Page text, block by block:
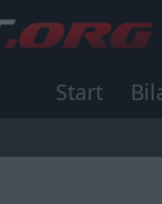
Start